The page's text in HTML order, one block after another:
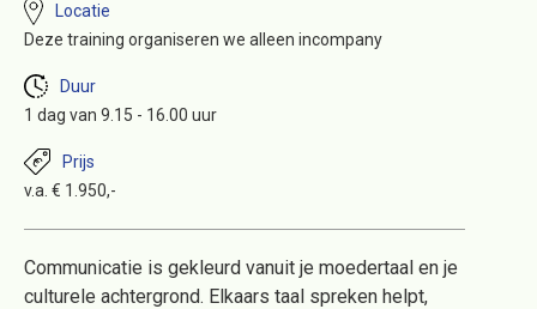
Locatie
Deze training organiseren we alleen incompany
Duur
1 dag van 9.15 - 16.00 uur
Prijs
v.a. € 1.950,-
Communicatie is gekleurd vanuit je moedertaal en je
culturele achtergrond. Elkaars taal spreken helpt,